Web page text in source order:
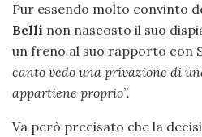
Pur essendo molto convinto
Belli non nascosto il suo
un freno al suo rapporto con
canto vedo una privazione di
appartiene proprio”.
Va però precisato che la